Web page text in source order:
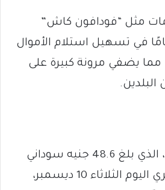
مثل “فودافون كاش”
في تسهيل استلام الأموال
يضفي مرونة كبيرة على
البلدين.
سعر الصرف الحالي، الذي بلغ 48.6 جنيه سوداني
مقابل الجنيه المصري اليوم الثلاثاء 10 ديسمبر،